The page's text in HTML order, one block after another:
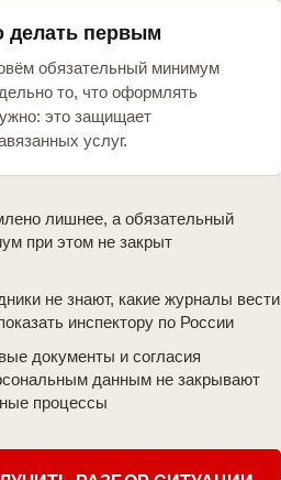
делать первым
обязательный минимум
то, что оформлять
это защищает
услуг.
лишнее, а обязательный
при этом не закрыт
не знают, какие журналы вести
инспектору по России
документы и согласия
данным не закрывают
процессы